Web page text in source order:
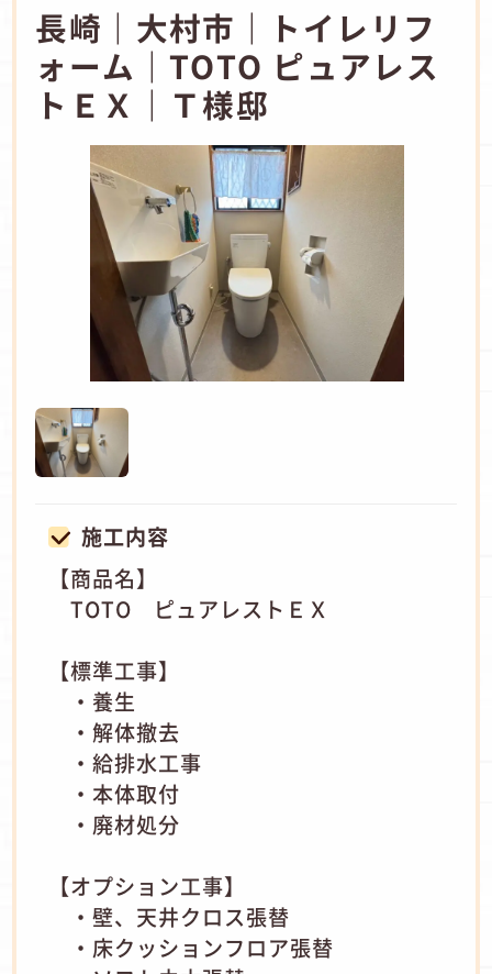
長崎｜大村市｜トイレリフ
ォーム｜TOTO ピュアレス
トＥＸ｜Ｔ様邸
施工内容
【商品名】
TOTO ピュアレストＥＸ
【標準工事】
・養生
・解体撤去
・給排水工事
・本体取付
・廃材処分
【オプション工事】
・壁、天井クロス張替
・床クッションフロア張替